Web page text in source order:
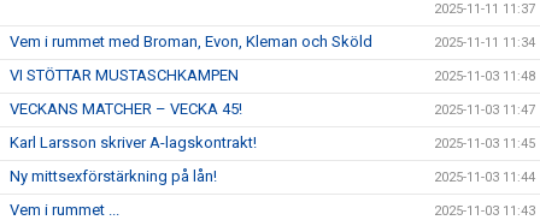
2025-11-11 11:37
Vem i rummet med Broman, Evon, Kleman och Sköld 2025-11-11 11:34
VI STÖTTAR MUSTASCHKAMPEN 2025-11-03 11:48
VECKANS MATCHER – VECKA 45! 2025-11-03 11:47
Karl Larsson skriver A-lagskontrakt! 2025-11-03 11:45
Ny mittsexförstärkning på lån! 2025-11-03 11:44
Vem i rummet ... 2025-11-03 11:43